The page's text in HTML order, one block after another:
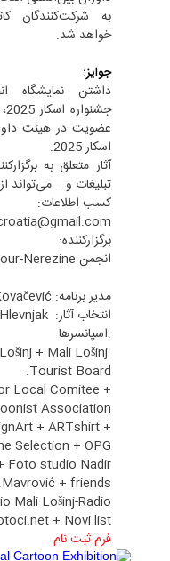
به شرکت‌کنندگان
خواهد شد.
جوایز:
داشتن نمایشگاه
عضویت در هیئت
اسکار 2025.
آثار متعلق به
تبلیغات و... می‌تواند
کسب اطلاعات:
برگزارکننده:
انجمن ARTour-Nerezine
مدیر برنامه: Dado Kovačević.
انتخاب آثار: Branka Hlevnjak.
:اسپانسرها
+ Mali Lošinj
Tourist Board.
Local Comitee +
Association.
+ ARTshirt +
Selection + OPG
Foto studio Nadir
Mavrović + friends.
Mali Lošinj-Radio
+ Novi list.
فرم ثبت نام